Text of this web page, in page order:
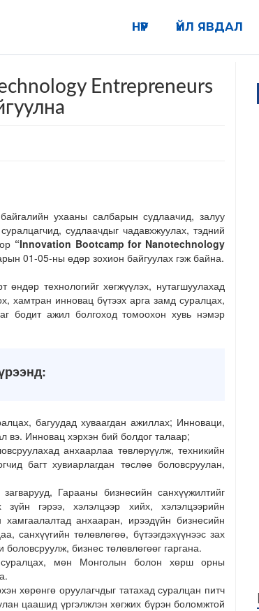
ҮЙЛ ЯВДАЛ
НҮҮР
Entrepreneurs
ухааны салбарын судлаачид, залуу
судлаачдыг чадавхжуулах, тэдний
“Innovation Bootcamp for Nanotechnology
01-05-ны өдөр зохион байгуулах гэж байна.
технологийг хөгжүүлэх, нутагшуулахад
хамтран инновац бүтээх арга замд суралцах,
бодит ажил болгоход томоохон хувь нэмэр
багуудад хуваагдан ажиллах; Инноваци,
вэ. Инновац хэрхэн бий болдог талаар;
анхаарлаа төвлөрүүлж, техникийн
багт хувиарлагдан төслөө боловсруулан,
Гарааны бизнесийн санхүүжилтийг
гэрээ, хэлэлцээр хийх, хэлэлцээрийн
анхааран, ирээдүйн бизнесийн
санхүүгийн төлөвлөгөө, бүтээгдэхүүнээс зах
боловсруулж, бизнес төлөвлөгөөг гаргана.
мөн Монголын болон хөрш орны
хөрөнгө оруулагчдыг татахад суралцан питч
цаашид үргэлжлэн хөгжих бүрэн боломжтой